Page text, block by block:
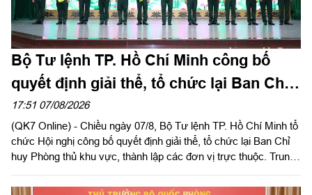
Bộ Tư lệnh TP. Hồ Chí Minh công bố
quyết định giải thể, tổ chức lại Ban Chỉ
huy PTKV, thành lập các đơn vị trực
thuộc
17:51 07/08/2026
(QK7 Online) - Chiều ngày 07/8, Bộ Tư lệnh TP. Hồ Chí Minh tổ
chức Hội nghị công bố quyết định giải thể, tổ chức lại Ban Chỉ
huy Phòng thủ khu vực, thành lập các đơn vị trực thuộc. Trung
Ủy viên Quân ủy Trung ương, Phó Bí thư Đảng ủy, Tư lệnh